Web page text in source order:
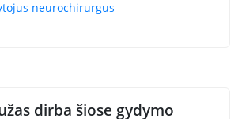
neurochirurgus
dirba šiose gydymo